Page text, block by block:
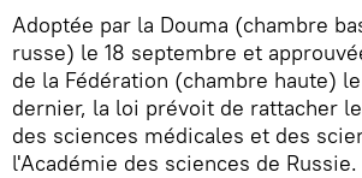
Adoptée par la Douma (chambre
russe) le 18 septembre et
de la Fédération (chambre haute)
dernier, la loi prévoit de rattacher
des sciences médicales et des
l'Académie des sciences de Russie.